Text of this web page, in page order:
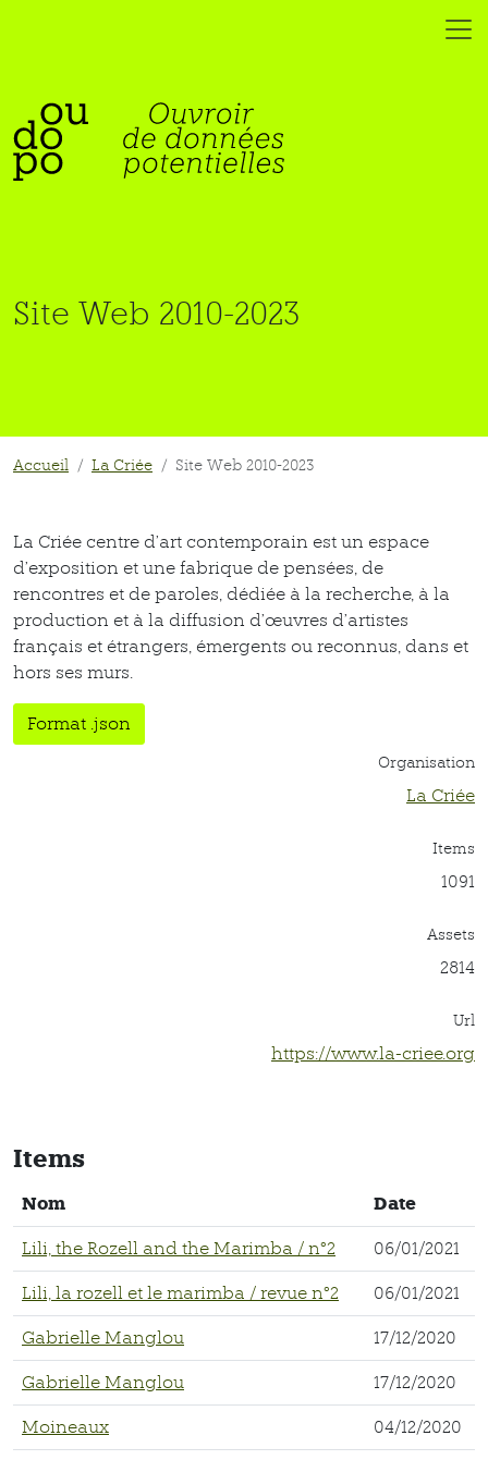
Site Web 2010-2023
Accueil La Criée Site Web 2010-2023
La Criée centre d’art contemporain est un espace
d’exposition et une fabrique de pensées, de
rencontres et de paroles, dédiée à la recherche, à la
production et à la diffusion d’œuvres d’artistes
français et étrangers, émergents ou reconnus, dans et
hors ses murs.
Format .json
Organisation
La Criée
Items
1091
Assets
2814
Url
https://www.la-criee.org
Items
Nom Date
Lili, the Rozell and the Marimba / n°2 06/01/2021
Lili, la rozell et le marimba / revue n°2 06/01/2021
Gabrielle Manglou 17/12/2020
Gabrielle Manglou 17/12/2020
Moineaux 04/12/2020